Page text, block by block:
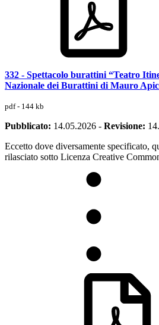
332 - Spettacolo burattini “Teatro
Nazionale dei Burattini di Mauro
pdf - 144 kb
Pubblicato: 14.05.2026 - Revisione:
Eccetto dove diversamente specificato,
rilasciato sotto Licenza Creative